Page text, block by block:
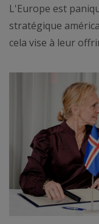
L'Europe est
stratégique
cela vise à leur